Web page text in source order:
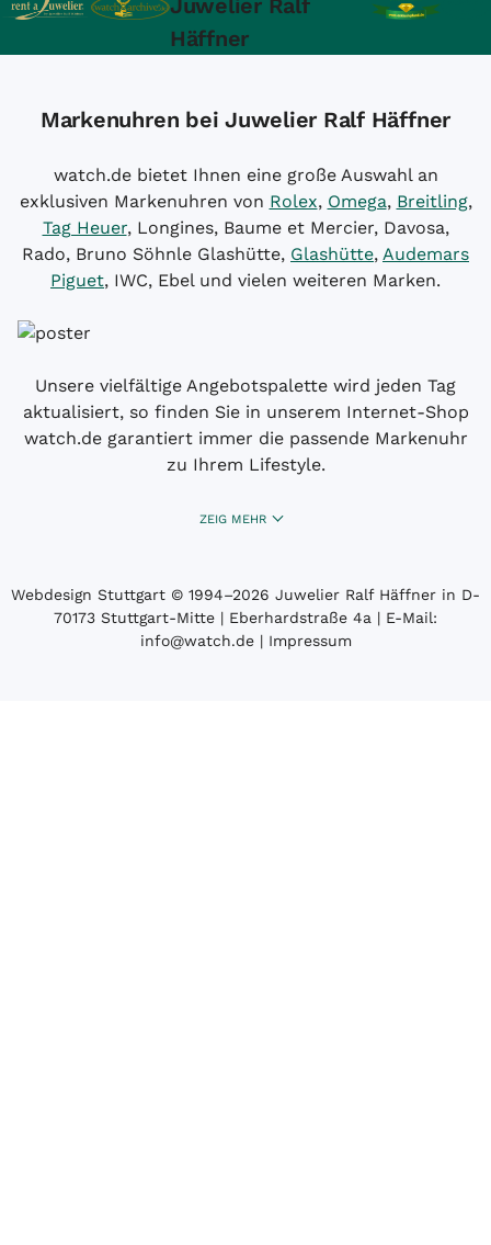
Häffner
Markenuhren bei Juwelier Ralf Häffner
watch.de bietet Ihnen eine große Auswahl an
exklusiven Markenuhren von Rolex, Omega, Breitling,
Tag Heuer, Longines, Baume et Mercier, Davosa,
Rado, Bruno Söhnle Glashütte, Glashütte, Audemars
Piguet, IWC, Ebel und vielen weiteren Marken.
Unsere vielfältige Angebotspalette wird jeden Tag
aktualisiert, so finden Sie in unserem Internet-Shop
watch.de garantiert immer die passende Markenuhr
zu Ihrem Lifestyle.
ZEIG MEHR
Webdesign Stuttgart © 1994­–2026 Juwelier Ralf Häffner in D-
70173 Stuttgart-Mitte | Eberhardstraße 4a | E-Mail:
info@watch.de|Impressum